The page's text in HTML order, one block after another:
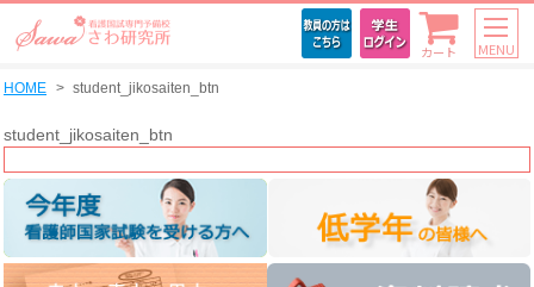
カート MENU
HOME student_jikosaiten_btn
student_jikosaiten_btn